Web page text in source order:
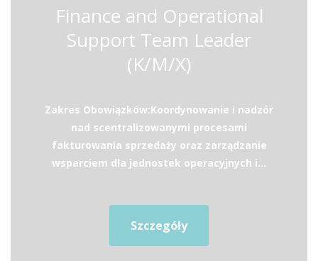
Finance and Operational
Support Team Leader
(K/M/X)
Zakres Obowiązków:Koordynowanie i nadzór
nad scentralizowanymi procesami
fakturowania sprzedaży oraz zarządzanie
wsparciem dla jednostek operacyjnych i...
Szczegóły